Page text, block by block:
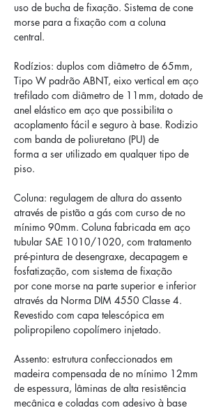
uso de bucha de fixação. Sistema de cone
morse para a fixação com a coluna
central.
Rodízios: duplos com diâmetro de 65mm,
Tipo W padrão ABNT, eixo vertical em aço
trefilado com diâmetro de 11mm, dotado de
anel elástico em aço que possibilita o
acoplamento fácil e seguro à base. Rodizio
com banda de poliuretano (PU) de
forma a ser utilizado em qualquer tipo de
piso.
Coluna: regulagem de altura do assento
através de pistão a gás com curso de no
mínimo 90mm. Coluna fabricada em aço
tubular SAE 1010/1020, com tratamento
pré-pintura de desengraxe, decapagem e
fosfatização, com sistema de fixação
por cone morse na parte superior e inferior
através da Norma DIM 4550 Classe 4.
Revestido com capa telescópica em
polipropileno copolímero injetado.
Assento: estrutura confeccionados em
madeira compensada de no mínimo 12mm
de espessura, lâminas de alta resistência
mecânica e coladas com adesivo à base